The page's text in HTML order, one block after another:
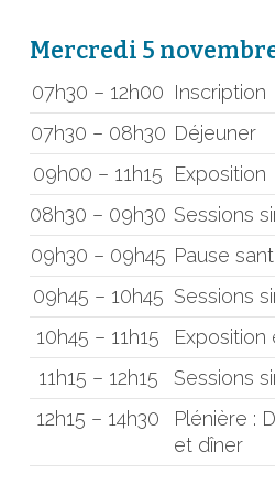
Mercredi 5
07h30 – 12h00 Inscription
07h30 – 08h30 Déjeuner
09h00 – 11h15
Exposition
08h30 – 09h30 Sessions
09h30 – 09h45 Pause
09h45 – 10h45 Sessions
10h45 – 11h15
Exposition
11h15 – 12h15
Sessions
12h15 – 14h30
Plénière :
et dîner